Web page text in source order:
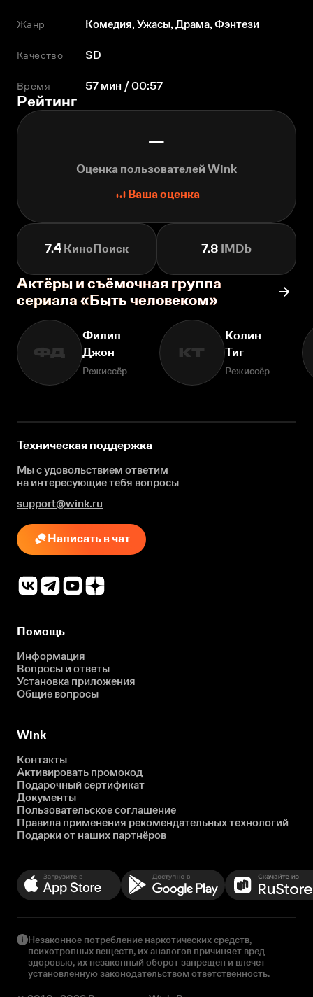
Жанр Комедия,Ужасы,Драма,Фэнтези
Качество SD
Время 57 мин / 00:57
Рейтинг
—
Оценка пользователей Wink
Ваша оценка
7.4 КиноПоиск 7.8 IMDb
Актёры и съёмочная группа
сериала «Быть человеком»
ФД
Филип
Джон
Режиссёр
КТ
Колин
Тиг
Режиссёр
Техническая поддержка
Мы с удовольствием ответим
на интересующиетебя вопросы
support@wink.ru
Написать в чат
Помощь
Информация
Вопросы и ответы
Установка приложения
Общие вопросы
Wink
Контакты
Активировать промокод
Подарочный сертификат
Документы
Пользовательское соглашение
Правила применения рекомендательных технологий
Подарки от наших партнёров
Незаконное потребление наркотических средств,
психотропных веществ, их аналогов причиняет вред
здоровью, их незаконный оборот запрещен и влечет
установленную законодательством ответственность.